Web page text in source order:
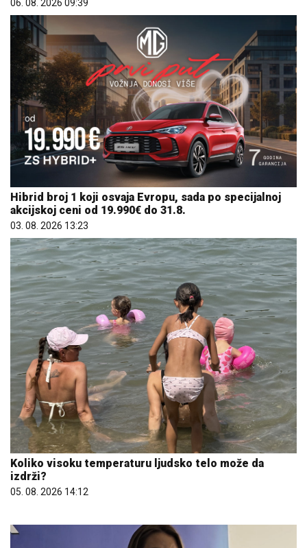
06. 08. 2026 09:39
Hibrid broj 1 koji osvaja Evropu, sada po specijalnoj
akcijskoj ceni od 19.990€ do 31.8.
03. 08. 2026 13:23
Koliko visoku temperaturu ljudsko telo može da
izdrži?
05. 08. 2026 14:12